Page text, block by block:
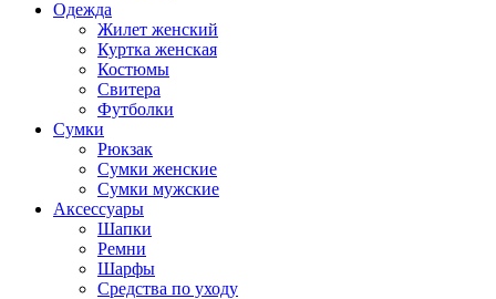
Одежда
Жилет женский
Куртка женская
Костюмы
Свитера
Футболки
Сумки
Рюкзак
Сумки женские
Сумки мужские
Аксеcсуары
Шапки
Ремни
Шарфы
Средства по уходу